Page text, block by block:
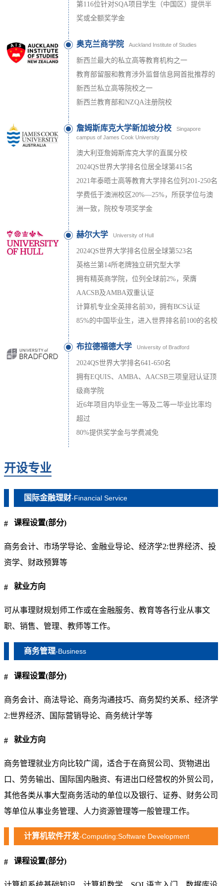
第116位针对SQA项目学生（中国区）提供半
奖或全额奖学金
奥克兰商学院 Auckland Institute of Studies
新西兰最大的私立高等教育机构之一
教育部留服和教育涉外监督信息网首批推荐的
新西兰私立高等院校之一
新西兰教育部和NZQA注册院校
詹姆斯库克大学新加坡分校
Singapore
campus of James Cook University
澳大利亚詹姆斯库克大学的直属分校
2024QS世界大学排名位居全球第415名
2021年泰晤士高等教育大学排名位列201-250名
学费低于澳洲校区20%—25%，所获学位与澳
洲一致，院校专项奖学金
赫尔大学 University of Hull
2024QS世界大学排名位居全球第523名
英格兰第14所老牌独立研究型大学
拥有精英商学院，位列全球前2%，荣膺
AACSB及AMBA双重认证
计算机专业全英排名前30，拥有BCS认证
85%的中国毕业生，进入世界排名前100的名校
布拉德福德大学 University of Bradford
2024QS世界大学排名641-650名
拥有EQUIS、AMBA、AACSB三项皇冠认证顶
级商学院
近6年项目内毕业生一等及二等一毕业比率均
超过
80%提供奖学金与学费减免
开设专业
国际金融理财-Financial Service
课程设置(部分)
商务会计、市场学导论、金融业导论、经济学2:世界经济、投
资学、财政预算等
就业方向
可从事理财规划师工作或在金融服务、教育等各行业从事文
职、销售、管理、教师等工作。
商务管理-Business
课程设置(部分)
商务会计、商法导论、商务沟通技巧、商务契约关系、经济学
2:世界经济、国际营销导论、商务统计学等
就业方向
商务管理就业方向比较广阔，适合于在商贸公司、货物进出
口、劳务输出、国际国内融资、有进出口经营权的外贸公司，
其他各类从事大型商务活动的单位以及银行、证券、财务公司
等单位从事业务管理、人力资源管理等一般管理工作。
计算机软件开发-Computing:Software Development
课程设置(部分)